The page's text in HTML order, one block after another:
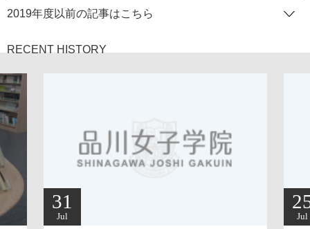
2019年度以前の記事はこちら
RECENT HISTORY
31
Jul Jul